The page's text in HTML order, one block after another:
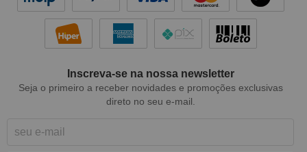
Inscreva-se na nossa newsletter
Seja o primeiro a receber novidades e promoções exclusivas
direto no seu e-mail.